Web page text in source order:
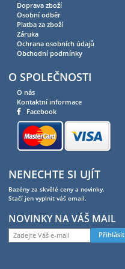
Doprava zboží
Osobní odběr
Platba za zboží
Záruka
Ochrana osobních údajů
Obchodní podmínky
O SPOLEČNOSTI
O nás
Kontaktní informace
Facebook
NENECHTE SI UJÍT
Bazény za skvělé ceny a novinky.
Stačí jen vyplnit váš email.
NOVINKY NA VÁŠ MAIL
Přihlásit